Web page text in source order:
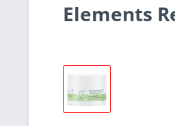
Elements